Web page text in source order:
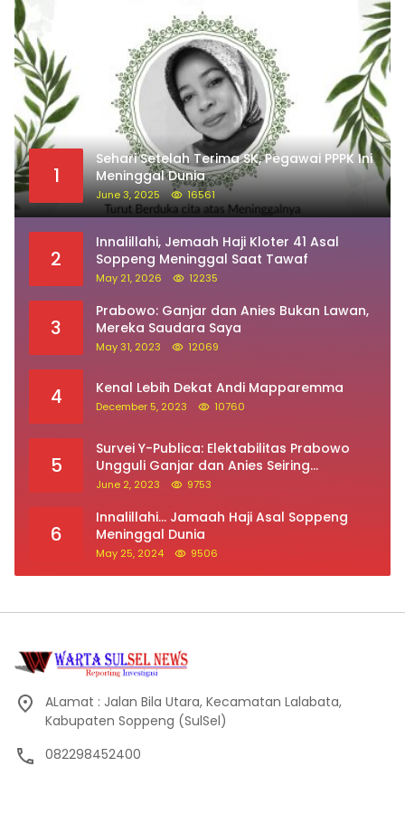
1
Sehari Setelah Terima SK, Pegawai PPPK Ini
Meninggal Dunia
June 3, 2025 16561
2
Innalillahi, Jemaah Haji Kloter 41 Asal
Soppeng Meninggal Saat Tawaf
May 21, 2026 12235
3
Prabowo: Ganjar dan Anies Bukan Lawan,
Mereka Saudara Saya
May 31, 2023 12069
4 Kenal Lebih Dekat Andi Mapparemma
December 5, 2023 10760
5
Survei Y-Publica: Elektabilitas Prabowo
Ungguli Ganjar dan Anies Seiring
Kepuasan Terhadap Jokowi Naik
June 2, 2023 9753
6
Innalillahi… Jamaah Haji Asal Soppeng
Meninggal Dunia
May 25, 2024 9506
ALamat : Jalan Bila Utara, Kecamatan Lalabata,
Kabupaten Soppeng (SulSel)
082298452400